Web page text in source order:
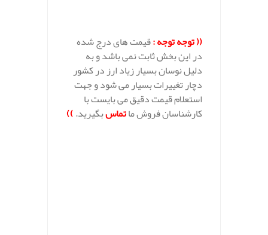
((توجه توجه :قیمت های درج شده
در این بخش ثابت نمی باشد و به
دلیل نوسان بسیار زیاد ارز در کشور
دچار تغییرات بسیار می شود و جهت
استعلام قیمت دقیق می بایست با
کارشناسان فروش ماتماسبگیرید.))